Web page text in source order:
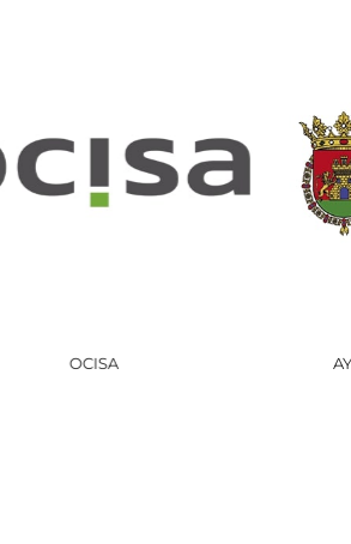
AYUNTAMIENTO DE HARO